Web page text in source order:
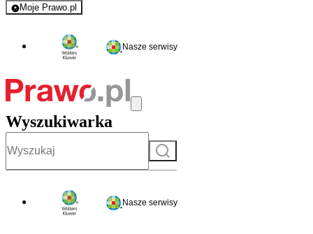
Moje Prawo.pl
- rejestracja i logowanie do serwisu
Nasze serwisy
Wyszukiwarka
Szukaj
Nasze serwisy